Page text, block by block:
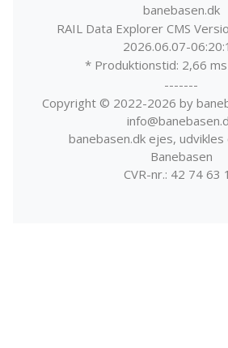
banebasen.dk
RAIL Data Explorer CMS
2026.06.07-
* Produktionstid: 2,66
-------
Copyright © 2022-2026 by
banebasen.dk ejes,
Banebasen
CVR-nr.: 42 74 63